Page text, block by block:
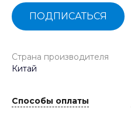
ПОДПИСАТЬСЯ
Страна производителя
Китай
Способы оплаты